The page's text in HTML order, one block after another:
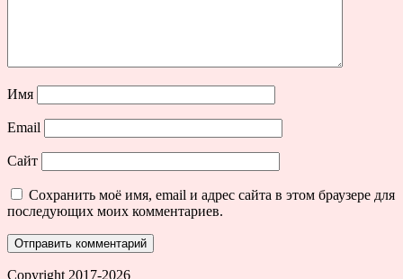
Имя
Email
Сайт
Сохранить моё имя, email и адрес сайта в этом браузере для
последующих моих комментариев.
Copyright 2017-2026